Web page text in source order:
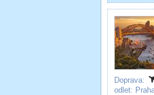
Doprava:
odlet: